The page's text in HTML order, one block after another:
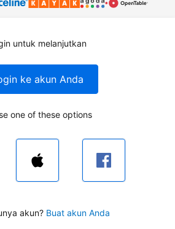
untuk melanjutkan
ke akun Anda
one of these options
akun? Buat akun Anda